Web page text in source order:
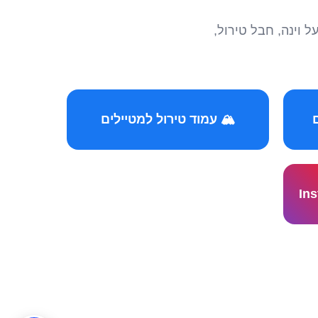
וינה, חבל טירול,
🏔️ עמוד טירול למטיילים